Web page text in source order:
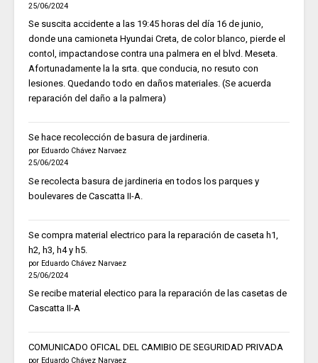
25/06/2024
Se suscita accidente a las 19:45 horas del día 16 de junio,
donde una camioneta Hyundai Creta, de color blanco, pierde el
contol, impactandose contra una palmera en el blvd. Meseta.
Afortunadamente la la srta. que conducia, no resuto con
lesiones. Quedando todo en daños materiales. (Se acuerda
reparación del daño a la palmera)
Se hace recolección de basura de jardineria.
por Eduardo Chávez Narvaez
25/06/2024
Se recolecta basura de jardineria en todos los parques y
boulevares de Cascatta II-A.
Se compra material electrico para la reparación de caseta h1,
h2, h3, h4 y h5.
por Eduardo Chávez Narvaez
25/06/2024
Se recibe material electico para la reparación de las casetas de
Cascatta II-A
COMUNICADO OFICAL DEL CAMIBIO DE SEGURIDAD PRIVADA
por Eduardo Chávez Narvaez